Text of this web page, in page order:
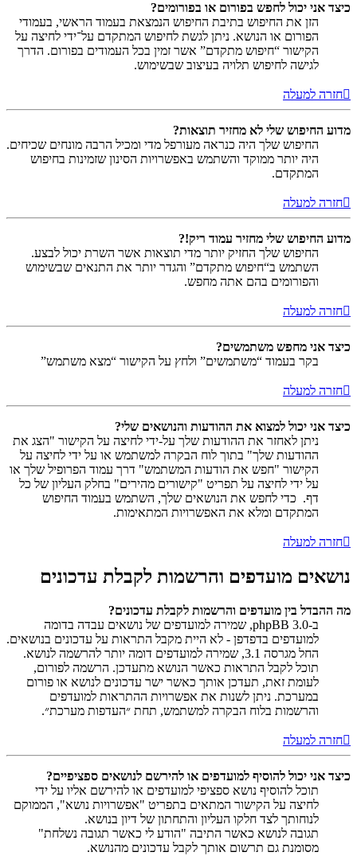
כיצד אני יכול לחפש בפורום או בפורומים?
הזן את החיפוש בתיבת החיפוש הנמצאת בעמוד הראשי, בעמודי
הפורום או הנושא. ניתן לגשת לחיפוש המתקדם על־ידי לחיצה על
הקישור “חיפוש מתקדם” אשר זמין בכל העמודים בפורום. הדרך
לגישה לחיפוש תלויה בעיצוב שבשימוש.
חזרה למעלה
מדוע החיפוש שלי לא מחזיר תוצאות?
החיפוש שלך היה כנראה מעורפל מדי ומכיל הרבה מונחים שכיחים.
היה יותר ממוקד והשתמש באפשרויות הסינון שזמינות בחיפוש
המתקדם.
חזרה למעלה
מדוע החיפוש שלי מחזיר עמוד ריק!?
החיפוש שלך החזיק יותר מדי תוצאות אשר השרת יכול לבצע.
השתמש ב“חיפוש מתקדם” והגדר יותר את התנאים שבשימוש
והפורומים בהם אתה מחפש.
חזרה למעלה
כיצד אני מחפש משתמשים?
בקר בעמוד “משתמשים” ולחץ על הקישור “מצא משתמש”
חזרה למעלה
כיצד אני יכול למצוא את ההודעות והנושאים שלי?
ניתן לאחזר את ההודעות שלך על-ידי לחיצה על הקישור "הצג את
ההודעות שלך" בתוך לוח הבקרה למשתמש או על ידי לחיצה על
הקישור "חפש את הודעות המשתמש" דרך עמוד הפרופיל שלך או
על ידי לחיצה על תפריט "קישורים מהירים" בחלק העליון של כל
דף. כדי לחפש את הנושאים שלך, השתמש בעמוד החיפוש
המתקדם ומלא את האפשרויות המתאימות.
חזרה למעלה
נושאים מועדפים והרשמות לקבלת עדכונים
מה ההבדל בין מועדפים והרשמות לקבלת עדכונים?
ב-phpBB 3.0, שמירה למועדפים של נושאים עבדה בדומה
למועדפים בדפדפן - לא היית מקבל התראות על עדכונים בנושאים.
החל מגרסה 3.1, שמירה למועדפים דומה יותר להרשמה לנושא.
תוכל לקבל התראות כאשר הנושא מתעדכן. הרשמה לפורום,
לעומת זאת, תעדכן אותך כאשר ישר עדכונים לנושא או פורום
במערכת. ניתן לשנות את אפשרויות ההתראות למועדפים
והרשמות בלוח הבקרה למשתמש, תחת ״העדפות מערכת״.
חזרה למעלה
כיצד אני יכול להוסיף למועדפים או להירשם לנושאים ספציפיים?
תוכל להוסיף נושא ספציפי למועדפים או להירשם אליו על ידי
לחיצה על הקישור המתאים בתפריט "אפשרויות נושא", הממוקם
לנוחותך לצד חלקו העליון והתחתון של דיון בנושא.
תגובה לנושא כאשר התיבה "הודע לי כאשר תגובה נשלחת"
מסומנת גם תרשום אותך לקבל עדכונים מהנושא.